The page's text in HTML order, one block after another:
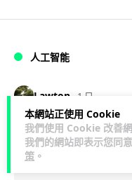
本網站正使用 Cookie
我們使用 Cookie 改善
我們的網站即表示您同
策 。
人工智能
Lawton 1 日
華為科學家警
華為「韜定律